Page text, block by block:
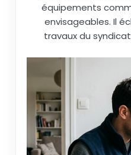
équipements
envisageables. Il
travaux du